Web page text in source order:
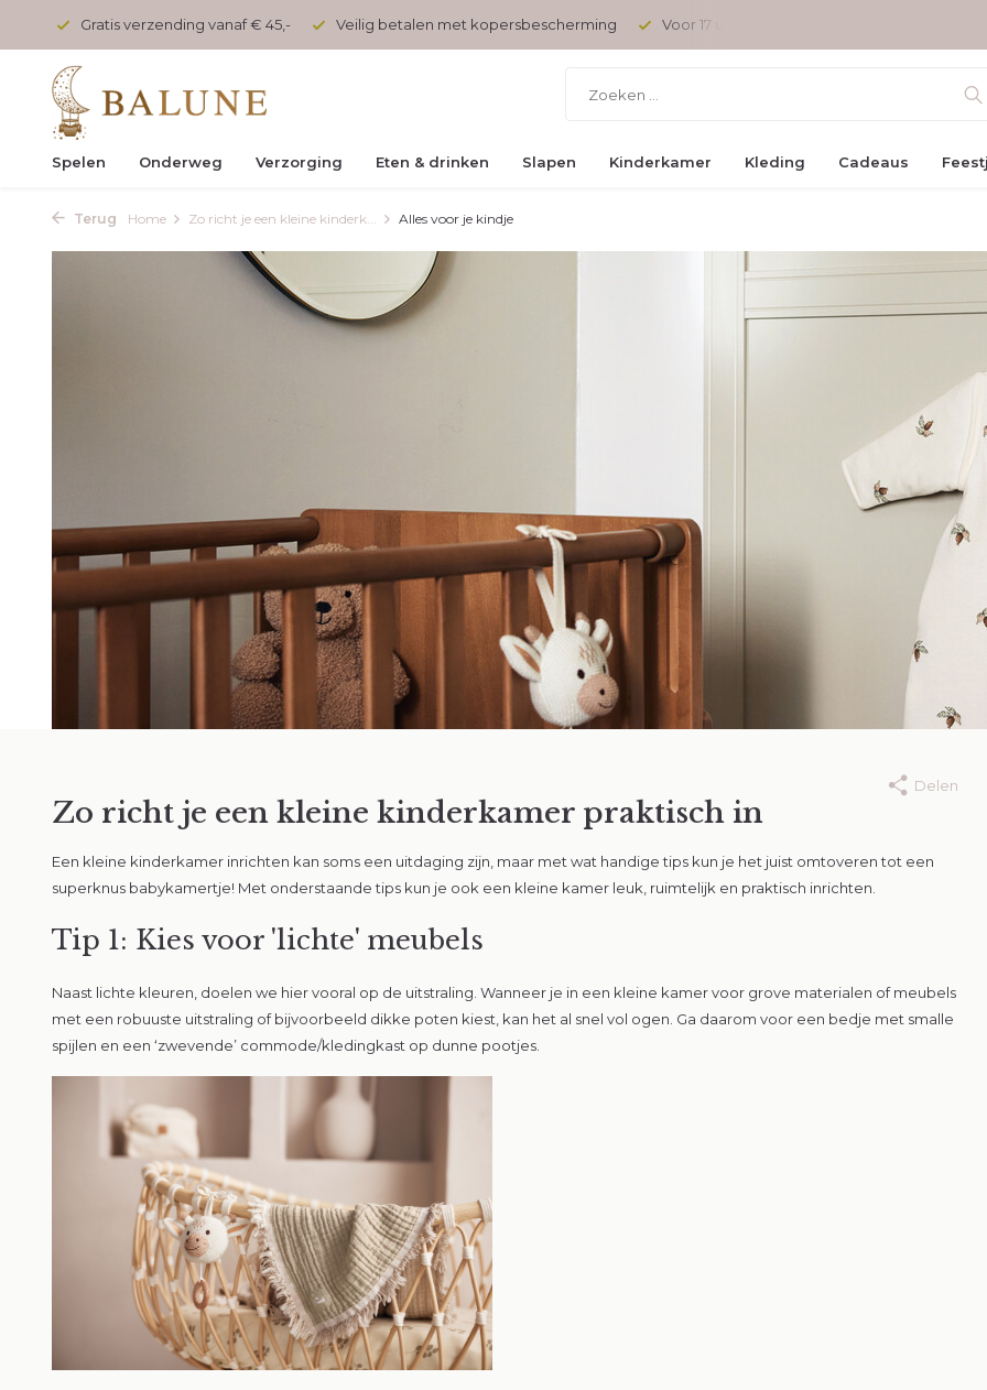
Veilig betalen met kopersbescherming Voor 17 uur besteld, vandaag verzonden
Spelen Onderweg Verzorging Eten & drinken Slapen Kinderkamer Kleding Cadeaus
Terug Home Zo richt je een kleine kinderk... Alles voor je kindje
Delen
Zo richt je een kleine kinderkamer praktisch in
Een kleine kinderkamer inrichten kan soms een uitdaging zijn, maar met wat handige tips kun je het juist omtoveren tot een
superknus babykamertje! Met onderstaande tips kun je ook een kleine kamer leuk, ruimtelijk en praktisch inrichten.
Tip 1: Kies voor 'lichte' meubels
Naast lichte kleuren, doelen we hier vooral op de uitstraling. Wanneer je in een kleine kamer voor grove materialen of meubels
met een robuuste uitstraling of bijvoorbeeld dikke poten kiest, kan het al snel vol ogen. Ga daarom voor een bedje met smalle
spijlen en een ‘zwevende’ commode/kledingkast op dunne pootjes.
met je
je
26 mei 2025
Zo wordt zwemmen
met je baby waterpret
voor groot en klein
17 juli 2025
Dé complete
basisschool checklist
Lees meer
10 juli 2025
Zo kleed je jouw
kindje op warme